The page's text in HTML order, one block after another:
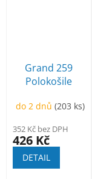
Grand 259
Polokošile
do 2 dnů(203 ks)
352 Kč bez DPH
426 Kč
DETAIL